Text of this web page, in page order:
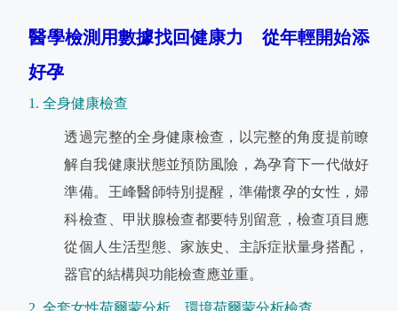
醫學檢測用數據找回健康力 從年輕開始添
好孕
1. 全身健康檢查
透過完整的全身健康檢查，以完整的角度提前瞭
解自我健康狀態並預防風險，為孕育下一代做好
準備。王峰醫師特別提醒，準備懷孕的女性，婦
科檢查、甲狀腺檢查都要特別留意，檢查項目應
從個人生活型態、家族史、主訴症狀量身搭配，
器官的結構與功能檢查應並重。
2. 全套女性荷爾蒙分析、環境荷爾蒙分析檢查